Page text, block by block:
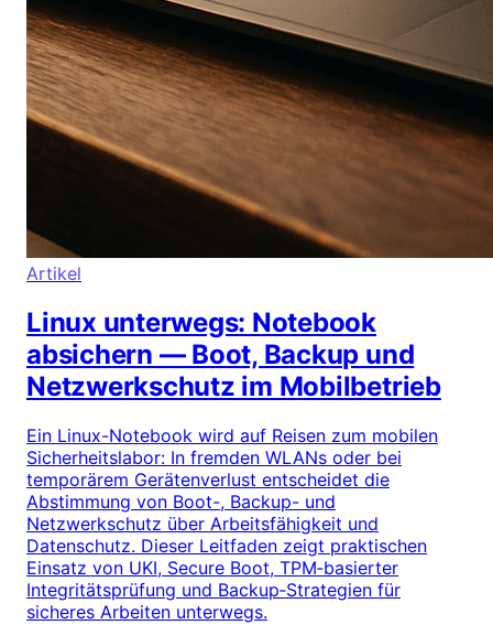
Artikel
Linux unterwegs: Notebook
absichern — Boot, Backup und
Netzwerkschutz im Mobilbetrieb
Ein Linux-Notebook wird auf Reisen zum mobilen
Sicherheitslabor: In fremden WLANs oder bei
temporärem Gerätenverlust entscheidet die
Abstimmung von Boot-, Backup- und
Netzwerkschutz über Arbeitsfähigkeit und
Datenschutz. Dieser Leitfaden zeigt praktischen
Einsatz von UKI, Secure Boot, TPM‑basierter
Integritätsprüfung und Backup‑Strategien für
sicheres Arbeiten unterwegs.